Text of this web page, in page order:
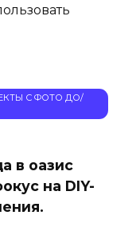
С ФОТО ДО/
в оазис
на DIY-